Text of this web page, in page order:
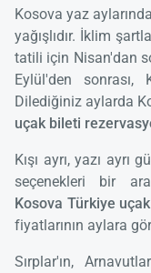
Kosova yaz
yağışlıdır. İklim
tatili için Nisan'dan
Eylül'den
Dilediğiniz aylarda
uçak bileti
Kışı ayrı, yazı
seçenekleri bir
Kosova Türkiye
fiyatlarının aylara
Sırplar'ın,